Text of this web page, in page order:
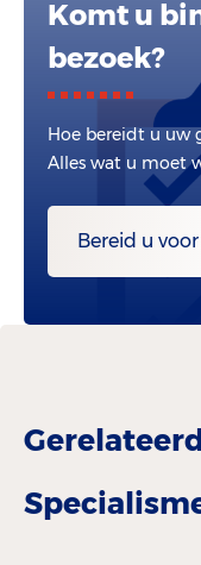
Komt u
bezoek?
Hoe bereidt u uw
Alles wat u moet
Bereid u voor